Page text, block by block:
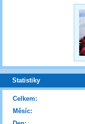
Statistiky
Celkem:
Měsíc: